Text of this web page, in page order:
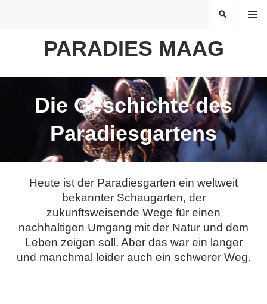
PARADIES MAAG
MENÜ
SUCHEN
Die Geschichte des
Paradiesgartens
Heute ist der Paradiesgarten ein weltweit
bekannter Schaugarten, der
zukunftsweisende Wege für einen
nachhaltigen Umgang mit der Natur und dem
Leben zeigen soll. Aber das war ein langer
und manchmal leider auch ein schwerer Weg.